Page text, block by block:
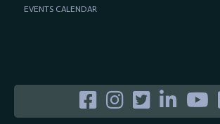
EVENTS CALENDAR